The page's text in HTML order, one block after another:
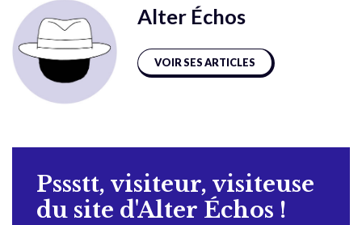
Alter Échos
VOIR SES ARTICLES
Pssstt, visiteur, visiteuse
du site d'Alter Échos !